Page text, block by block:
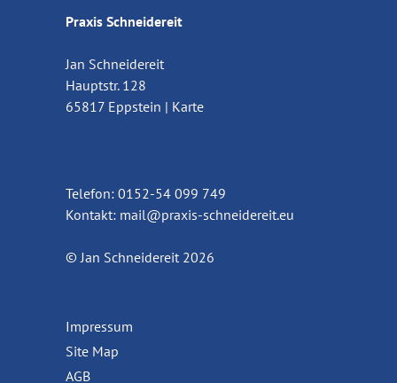
Praxis Schneidereit
Jan Schneidereit
Hauptstr. 128
65817 Eppstein | Karte
Telefon: 0152-54 099 749
Kontakt: mail@praxis-schneidereit.eu
© Jan Schneidereit 2026
Impressum
Site Map
AGB